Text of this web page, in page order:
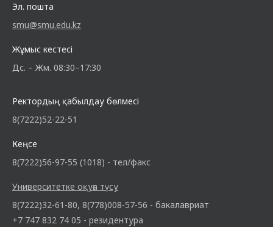
Эл. пошта
smu@smu.edu.kz
Жұмыс кестесі
Дс. – Жм. 08:30–17:30
Ректордың қабылдау бөлмесі
8(7222)52-22-51
Кеңсе
8(7222)56-97-55 (1018) - тел/факс
Университетке оқуға түсу
8(7222)32-61-80, 8(778)008-57-56 - бакалавриат
+7 747 832 74 05 - резидентура